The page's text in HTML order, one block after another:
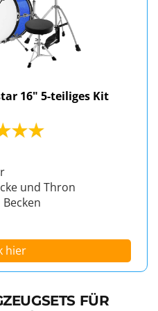
16" 5-teiliges Kit
und Thron
hier
FÜR